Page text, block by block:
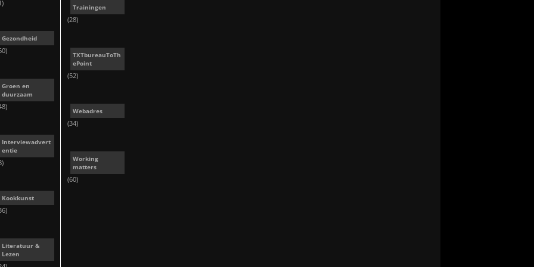
Gezondheid
Groen en
duurzaam
Interviewadvert
entie
Kookkunst
Literatuur &
Lezen
Trainingen
(28)
TXTbureauToTh
ePoint
(52)
Webadres
(34)
Working
matters
(60)